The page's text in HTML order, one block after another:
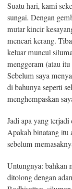
Suatu hari, kami
sungai. Dengan
mutar kincir
mencari kerang.
keluar muncul
menggeram (atau
Sebelum saya
di bahunya seperti
menghempaskan
Jadi apa yang
Apakah binatang itu
sebelum
Untungnya: bahkan
ditolong dengan